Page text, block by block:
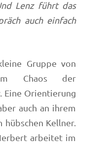
Lenz führt das
auch einfach
Gruppe von
Chaos der
Eine Orientierung
auch an ihrem
Kellner.
arbeitet im